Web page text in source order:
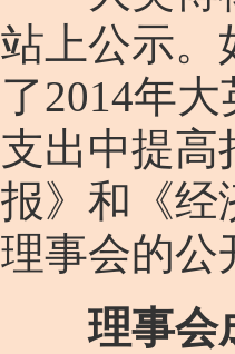
站上公示。
了2014年
支出中提高
报》和《经
理事会的公
理事会